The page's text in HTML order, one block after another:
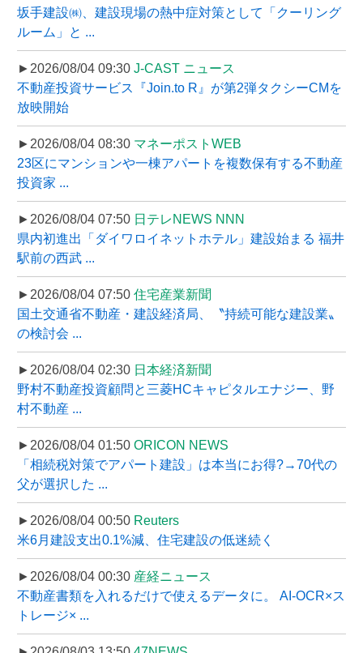
坂手建設㈱、建設現場の熱中症対策として「クーリング
ルーム」と ...
►2026/08/04 09:30 J-CAST ニュース
不動産投資サービス『Join.to R』が第2弾タクシーCMを
放映開始
►2026/08/04 08:30 マネーポストWEB
23区にマンションや一棟アパートを複数保有する不動産
投資家 ...
►2026/08/04 07:50 日テレNEWS NNN
県内初進出「ダイワロイネットホテル」建設始まる 福井
駅前の西武 ...
►2026/08/04 07:50 住宅産業新聞
国土交通省不動産・建設経済局、〝持続可能な建設業〟
の検討会 ...
►2026/08/04 02:30 日本経済新聞
野村不動産投資顧問と三菱HCキャピタルエナジー、野
村不動産 ...
►2026/08/04 01:50 ORICON NEWS
「相続税対策でアパート建設」は本当にお得?→70代の
父が選択した ...
►2026/08/04 00:50 Reuters
米6月建設支出0.1%減、住宅建設の低迷続く
►2026/08/04 00:30 産経ニュース
不動産書類を入れるだけで使えるデータに。 AI-OCR×ス
トレージ× ...